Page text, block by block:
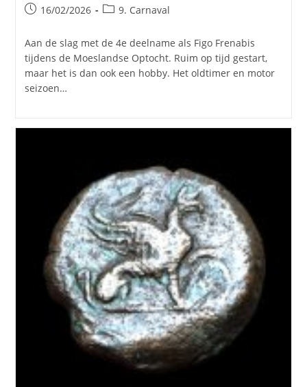
Bericht
op:
16/02/2026 Berichtcategorie:
9. Carnaval
Aan de slag met de 4e deelname als Figo Frenabis
tijdens de Moeslandse Optocht. Ruim op tijd gestart,
maar het is dan ook een hobby. Het oldtimer en motor
seizoen…